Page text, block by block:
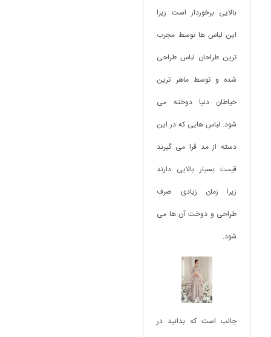
بالایی برخوردار است زیرا
این لباس ها توسط مجرب
ترین طراحان لباس طراحی
شده و توسط ماهر ترین
خیاطان دنیا دوخته می
شود. لباس هایی که در این
دسته از مد قرا می گیرند
قیمت بسیار بالایی دارند
زیرا زمان زیادی صرف
طراحی و دوخت آن ها می
شود.
جالب است که بدانید در